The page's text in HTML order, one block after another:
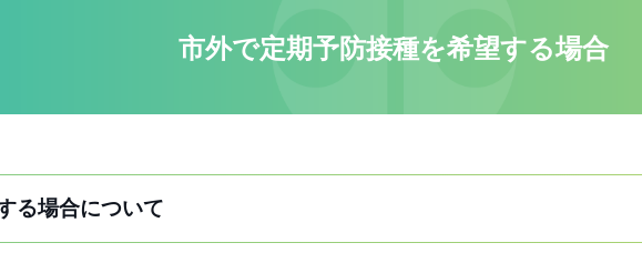
市外で定期予防接種を希望する場合
る場合について